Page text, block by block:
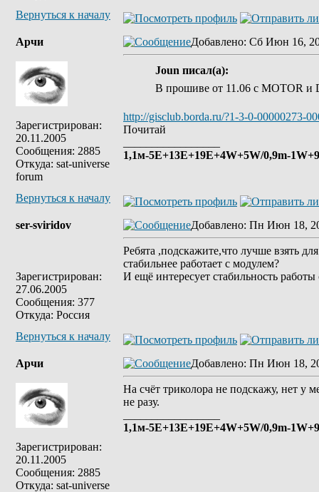
Вернуться к началу
Арчи
Зарегистрирован:
20.11.2005
Сообщения: 2885
Откуда: sat-universe
forum
Добавлено: Сб Июн 16,
Joun писал(а):
В прошиве от 11.06 с MOTOR и
http://gisclub.borda.ru/?1-3-0-00000273-
Почитай
1,1м-5E+13E+19Е+4W+5W/0,9m-
Вернуться к началу
ser-sviridov
Зарегистрирован:
27.06.2005
Сообщения: 377
Откуда: Россия
Добавлено: Пн Июн 18,
Ребята ,подскажите,что лучше взять
стабильнее работает с модулем?
И ещё интересует стабильность
Вернуться к началу
Арчи
Зарегистрирован:
20.11.2005
Сообщения: 2885
Откуда: sat-universe
Добавлено: Пн Июн 18,
На счёт триколора не подскажу, нет у
не разу.
1,1м-5E+13E+19Е+4W+5W/0,9m-